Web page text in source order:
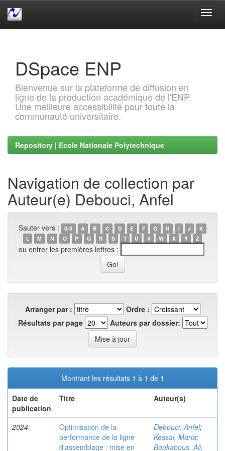
DSpace ENP
Bienvenue sur la plateforme de diffusion en
ligne de la production académique de l'ENP.
Une meilleure accessibilité pour toute la
communauté universitaire.
Repository | Ecole Nationale Polytechnique
Navigation de collection par
Auteur(e) Debouci, Anfel
Sauter vers : 0-9 A B C D E F G H I J
K
L
M N O P Q R S T U V W X Y Z
ou entrer les premières lettres :
Arranger par :
Ordre :
Résultats par page
Auteurs par dossier:
Montrant les résultats 1 à 1 de 1
Date de
publication
Titre Auteur(s)
2024
Optimisation de la
performance de la ligne
d’assemblage : mise en
Debouci, Anfel;
Kessal, Maria;
Boukabous, Ali,